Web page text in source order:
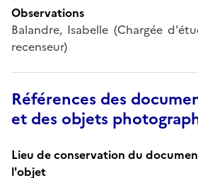
Observations
Balandre, Isabelle (Chargée
recenseur)
Références des
et des objets
Lieu de conservation du
l'objet